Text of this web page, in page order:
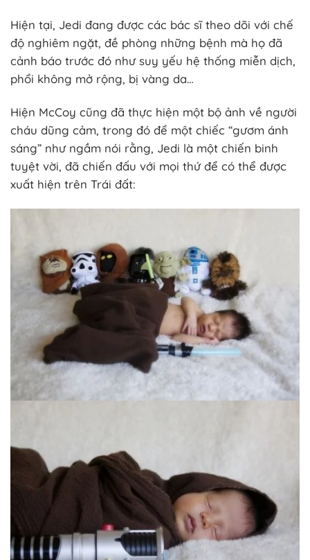
Hiện tại, Jedi đang được các bác sĩ theo dõi với chế
độ nghiêm ngặt, đề phòng những bệnh mà họ đã
cảnh báo trước đó như suy yếu hệ thống miễn dịch,
phổi không mở rộng, bị vàng da…
Hiện McCoy cũng đã thực hiện một bộ ảnh về người
cháu dũng cảm, trong đó để một chiếc “gươm ánh
sáng” như ngầm nói rằng, Jedi là một chiến binh
tuyệt vời, đã chiến đấu với mọi thứ để có thể được
xuất hiện trên Trái đất: